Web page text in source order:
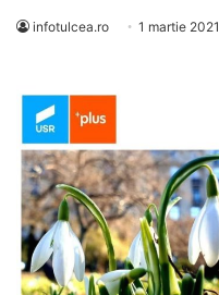
infotulcea.ro 1 martie 2021